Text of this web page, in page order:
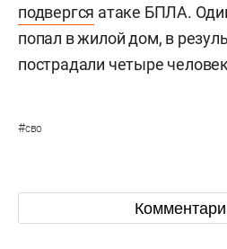
подвергся атаке БПЛА.
попал в жилой дом, в
пострадали четыре
#сво